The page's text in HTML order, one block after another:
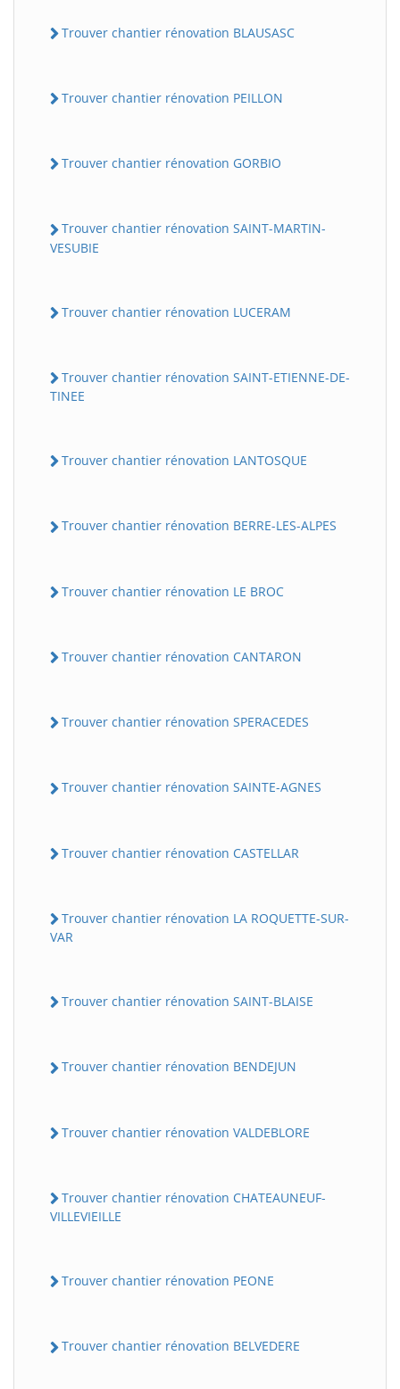
Trouver chantier rénovation BLAUSASC
Trouver chantier rénovation PEILLON
Trouver chantier rénovation GORBIO
Trouver chantier rénovation SAINT-MARTIN-
VESUBIE
Trouver chantier rénovation LUCERAM
Trouver chantier rénovation SAINT-ETIENNE-DE-
TINEE
Trouver chantier rénovation LANTOSQUE
Trouver chantier rénovation BERRE-LES-ALPES
Trouver chantier rénovation LE BROC
Trouver chantier rénovation CANTARON
Trouver chantier rénovation SPERACEDES
Trouver chantier rénovation SAINTE-AGNES
Trouver chantier rénovation CASTELLAR
Trouver chantier rénovation LA ROQUETTE-SUR-
VAR
Trouver chantier rénovation SAINT-BLAISE
Trouver chantier rénovation BENDEJUN
Trouver chantier rénovation VALDEBLORE
Trouver chantier rénovation CHATEAUNEUF-
VILLEVIEILLE
Trouver chantier rénovation PEONE
Trouver chantier rénovation BELVEDERE